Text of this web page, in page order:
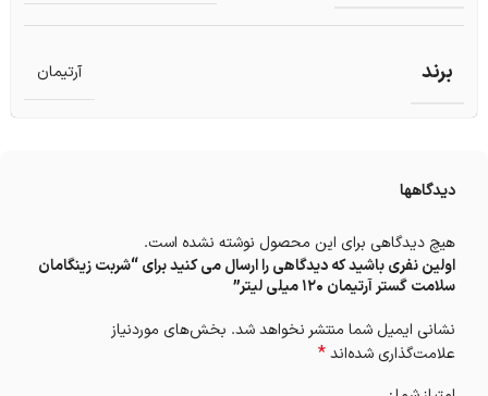
برند آرتیمان
دیدگاهها
هیچ دیدگاهی برای این محصول نوشته نشده است.
اولین نفری باشید که دیدگاهی را ارسال می کنید برای “شربت زینگامان
سلامت گستر آرتیمان 120 میلی لیتر”
نشانی ایمیل شما منتشر نخواهد شد. بخش‌های موردنیاز
علامت‌گذاری شده‌اند*